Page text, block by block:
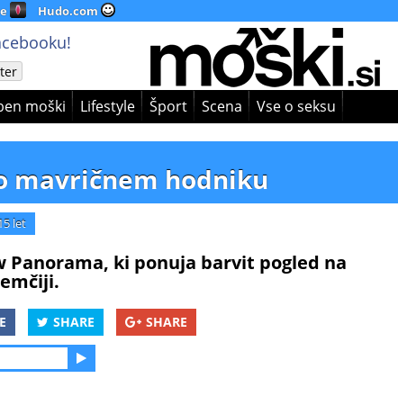
Hudo.com
moški Lifestyle Šport Scena Vse o seksu
mavričnem hodniku
let
Panorama, ki ponuja barvit pogled na
SHARE SHARE